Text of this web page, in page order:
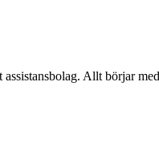
Allt börjar